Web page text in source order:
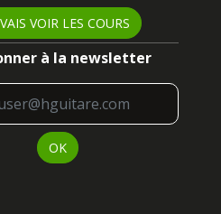
VAIS VOIR LES COURS
à la newsletter
OK